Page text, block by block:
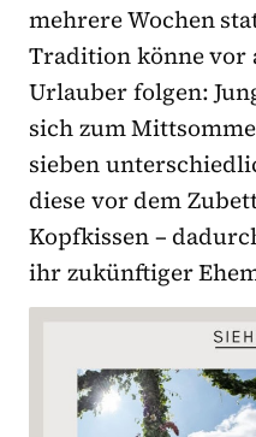
mehrere Wochen
Tradition könne vor
Urlauber folgen:
sich zum
sieben
diese vor dem
Kopfkissen –
ihr zukünftiger